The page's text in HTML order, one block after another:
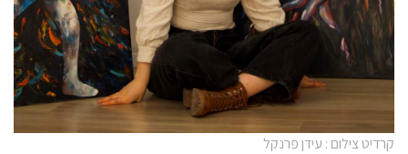
קרדיט צילום : עידן פרנקל